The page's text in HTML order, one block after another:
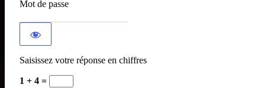
Mot de passe
Saisissez votre réponse en chiffres
1 + 4 =